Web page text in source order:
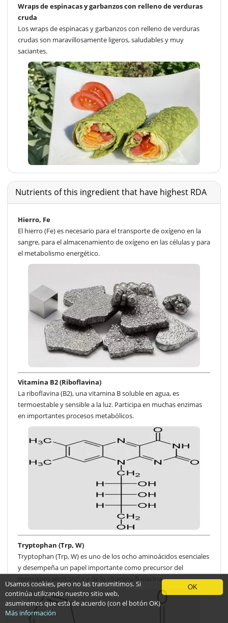
Wraps de espinacas y garbanzos con relleno de verduras
cruda
Los wraps de espinacas y garbanzos con relleno de verduras
crudas son maravillosamente ligeros, saludables y muy
saciantes.
Nutrients of this ingredient that have highest RDA
Hierro, Fe
El hierro (Fe) es necesario para el transporte de oxígeno en la
sangre, para el almacenamiento de oxígeno en las células y para
el metabolismo energético.
Vitamina B2 (Riboflavina)
La riboflavina (B2), una vitamina B soluble en agua, es
termoestable y sensible a la luz. Participa en muchas enzimas
en importantes procesos metabólicos.
Tryptophan (Trp, W)
Tryptophan (Trp, W) es uno de los ocho aminoácidos esenciales
y desempeña un papel importante como precursor del
OK
Usamos cookies, pero no las transmitimos. Si
continúa utilizando nuestro sitio web,
asumiremos que está de acuerdo (con el botón OK)
Más información